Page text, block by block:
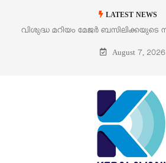
LATEST NEWS
മേജർ ബസിലിക്കയുടെ സമർപ്പണ തിരുനാൾ
August 7, 2026